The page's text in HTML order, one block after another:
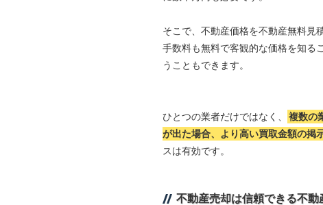
そこで、不動産価格を不動産無料見
手数料も無料で客観的な価格を知る
うこともできます。
ひとつの業者だけではなく、
複数の
が出た場合、より高い買取金額の掲
スは有効です。
不動産売却は信頼できる不動